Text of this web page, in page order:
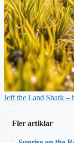
Jeff the Land Shark –
Fler artiklar